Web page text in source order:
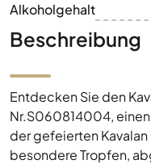
Alkoholgehalt
Beschreibung
Entdecken Sie den
Nr.S060814004,
der gefeierten
besondere Tropfen,